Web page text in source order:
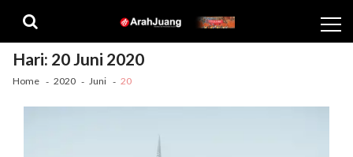
navigation
content
Hari: 20 Juni 2020
Home 2020 Juni 20